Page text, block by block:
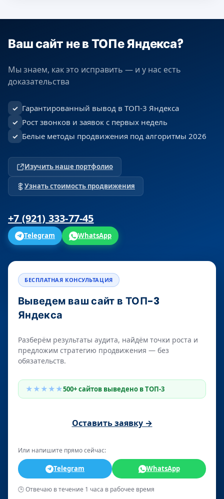
Ваш сайт не в ТОПе Яндекса?
Мы знаем, как это исправить — и у нас есть
доказательства
✓ Гарантированный вывод в ТОП-3 Яндекса
✓ Рост звонков и заявок с первых недель
✓ Белые методы продвижения под алгоритмы 2026
Изучить наше портфолио
Узнать стоимость продвижения
+7 (921) 333-77-45
Telegram WhatsApp
БЕСПЛАТНАЯ КОНСУЛЬТАЦИЯ
Выведем ваш сайт в ТОП-3
Яндекса
Разберём результаты аудита, найдём точки роста и
предложим стратегию продвижения — без
обязательств.
★★★★★500+ сайтов выведено в ТОП-3
Оставить заявку →
Или напишите прямо сейчас:
Telegram WhatsApp
🕒 Отвечаю в течение 1 часа в рабочее время